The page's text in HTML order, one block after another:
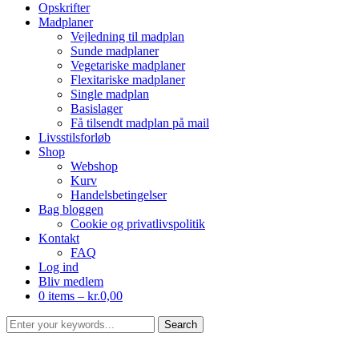
Opskrifter
Madplaner
Vejledning til madplan
Sunde madplaner
Vegetariske madplaner
Flexitariske madplaner
Single madplan
Basislager
Få tilsendt madplan på mail
Livsstilsforløb
Shop
Webshop
Kurv
Handelsbetingelser
Bag bloggen
Cookie og privatlivspolitik
Kontakt
FAQ
Log ind
Bliv medlem
0 items – kr.0,00